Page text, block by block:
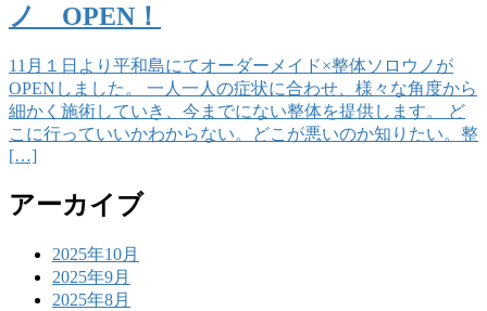
ノ OPEN！
11月１日より平和島にてオーダーメイド×整体ソロウノが
OPENしました。 一人一人の症状に合わせ、様々な角度から
細かく施術していき、今までにない整体を提供します。 ど
こに行っていいかわからない。どこが悪いのか知りたい。整
[…]
アーカイブ
2025年10月
2025年9月
2025年8月